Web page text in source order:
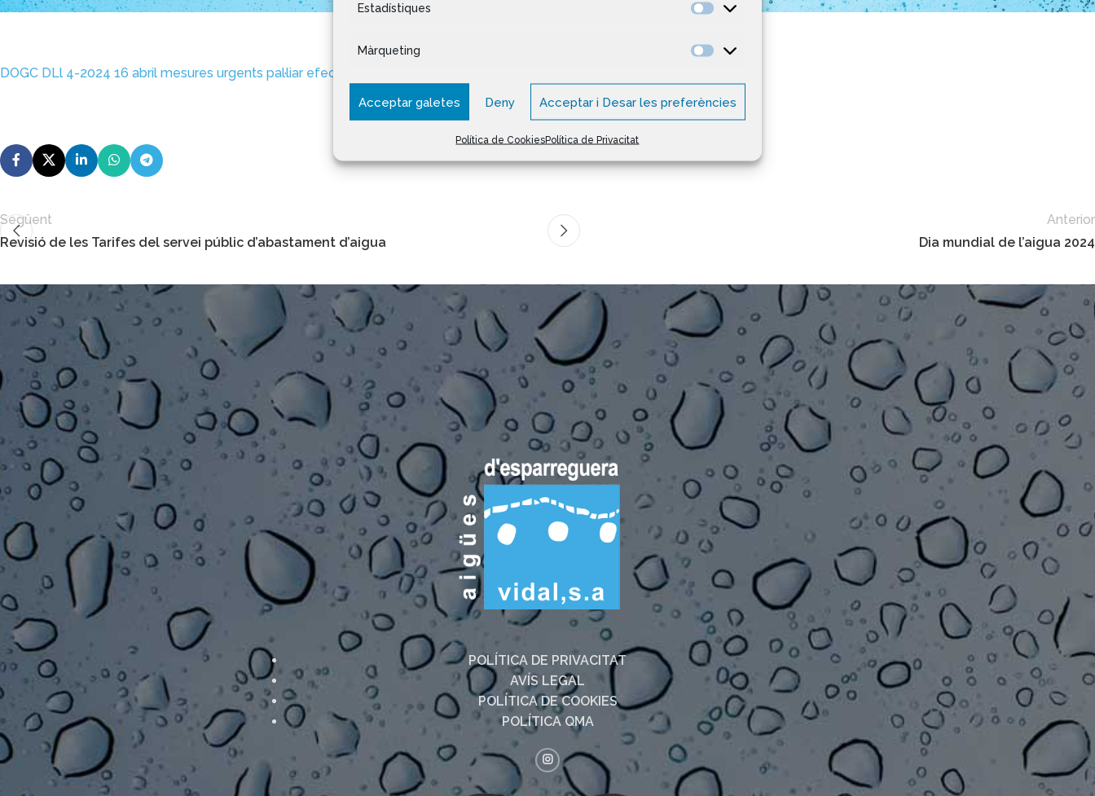
Estadístiques
Màrqueting
Acceptar galetes Deny Acceptar i Desar les preferències
Política de CookiesPolítica de Privacitat
DOGC DLl 4-2024 16 abril mesures urgents pal·liar efectes sequera
Següent
Revisió de les Tarifes del servei públic d’abastament d’aigua
Anterior
Dia mundial de l’aigua 2024
POLÍTICA DE PRIVACITAT
AVÍS LEGAL
POLÍTICA DE COOKIES
POLÍTICA QMA